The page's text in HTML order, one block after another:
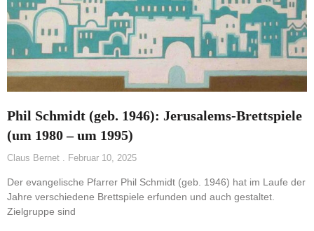
Phil Schmidt (geb. 1946): Jerusalems-Brettspiele
(um 1980 – um 1995)
Claus Bernet Februar 10, 2025
Der evangelische Pfarrer Phil Schmidt (geb. 1946) hat im Laufe der
Jahre verschiedene Brettspiele erfunden und auch gestaltet.
Zielgruppe sind